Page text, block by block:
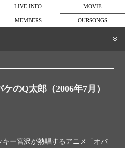
LIVE INFO MOVIE
MEMBERS OURSONGS
のQ太郎（2006年7月）
キー宮沢が熱唱するアニメ「オバ